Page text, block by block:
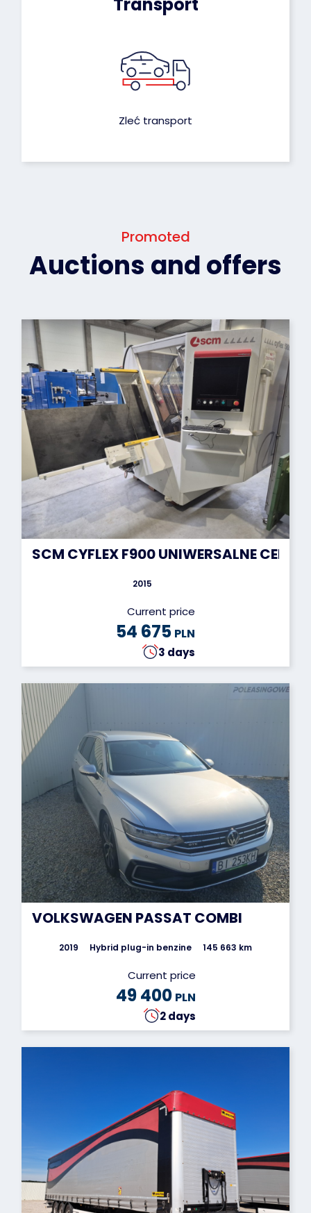
Zleć transport
Promoted
Auctions and offers
SCM CYFLEX F900 UNIWERSALNE
2015
Current price
54 675 PLN
3 days
VOLKSWAGEN PASSAT COMBI
2019 Hybrid plug-in benzine 145 663 km
Current price
49 400 PLN
2 days